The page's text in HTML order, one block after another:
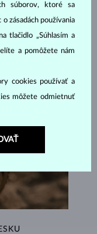
súborov, ktoré sa
zásadách používania
tlačidlo „Súhlasím a
a pomôžete nám
cookies používať a
môžete odmietnuť